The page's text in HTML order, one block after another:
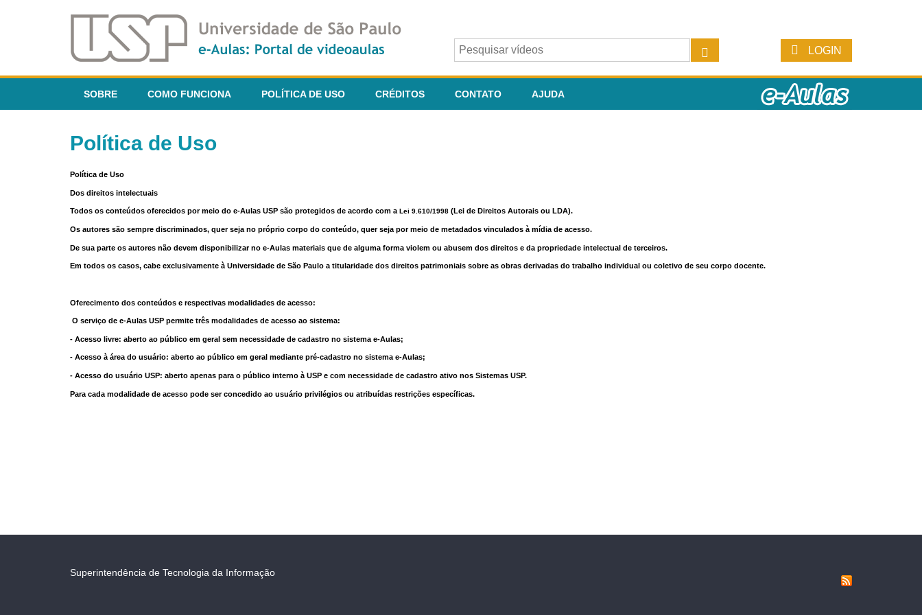
LOGIN
SOBRE COMO FUNCIONA POLÍTICA DE USO CRÉDITOS CONTATO AJUDA
Política de Uso
Política de Uso
Dos direitos intelectuais
Todos os conteúdos oferecidos por meio do e-Aulas USP são protegidos de acordo com a Lei 9.610/1998 (Lei de Direitos Autorais ou LDA).
Os autores são sempre discriminados, quer seja no próprio corpo do conteúdo, quer seja por meio de metadados vinculados à mídia de acesso.
De sua parte os autores não devem disponibilizar no e-Aulas materiais que de alguma forma violem ou abusem dos direitos e da propriedade intelectual de terceiros.
Em todos os casos, cabe exclusivamente à Universidade de São Paulo a titularidade dos direitos patrimoniais sobre as obras derivadas do trabalho individual ou coletivo de seu corpo docente.
Oferecimento dos conteúdos e respectivas modalidades de acesso:
O serviço de e-Aulas USP permite três modalidades de acesso ao sistema:
- Acesso livre: aberto ao público em geral sem necessidade de cadastro no sistema e-Aulas;
- Acesso à área do usuário: aberto ao público em geral mediante pré-cadastro no sistema e-Aulas;
- Acesso do usuário USP: aberto apenas para o público interno à USP e com necessidade de cadastro ativo nos Sistemas USP.
Para cada modalidade de acesso pode ser concedido ao usuário privilégios ou atribuídas restrições específicas.
Superintendência de Tecnologia da Informação